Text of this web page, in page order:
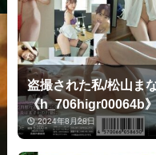
盗撮された私/松山ま
《h_706higr00064b
2024年8月28日